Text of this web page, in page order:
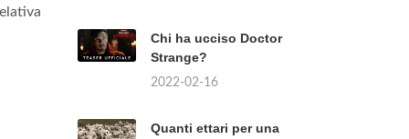
Chi ha ucciso Doctor
Strange?
2022-02-16
Quanti ettari per una